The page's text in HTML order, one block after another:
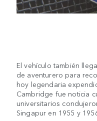
El vehículo también
de aventurero para
hoy legendaria
Cambridge fue noticia
universitarios
Singapur en 1955 y